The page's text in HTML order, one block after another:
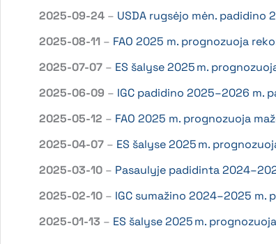
2025-09-24 – USDA rugsėjo mėn.
2025-08-11 – FAO 2025 m. prognozuoja
2025-07-07 – ES šalyse 2025 m.
2025-06-09 – IGC padidino 2025–2026 m.
2025-05-12 – FAO 2025 m. prognozuoja
2025-04-07 – ES šalyse 2025 m.
2025-03-10 – Pasaulyje padidinta
2025-02-10 – IGC sumažino 2024–2025 m.
2025-01-13 – ES šalyse 2025 m.